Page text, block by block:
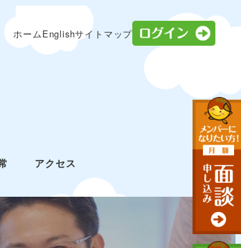
ホームEnglishサイトマップ ログ
アクセス